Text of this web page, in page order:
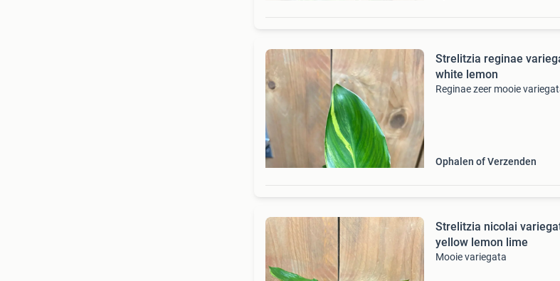
Strelitzia reginae
white lemon
Reginae zeer mooie
Ophalen of Verzenden
Strelitzia nicolai
yellow lemon lime
Mooie variegata